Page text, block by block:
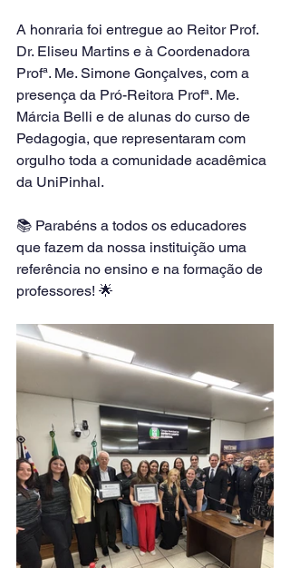
A honraria foi entregue ao Reitor Prof.
Dr. Eliseu Martins e à Coordenadora
Profª. Me. Simone Gonçalves, com a
presença da Pró-Reitora Profª. Me.
Márcia Belli e de alunas do curso de
Pedagogia, que representaram com
orgulho toda a comunidade acadêmica
da UniPinhal.
📚 Parabéns a todos os educadores
que fazem da nossa instituição uma
referência no ensino e na formação de
professores! 🌟